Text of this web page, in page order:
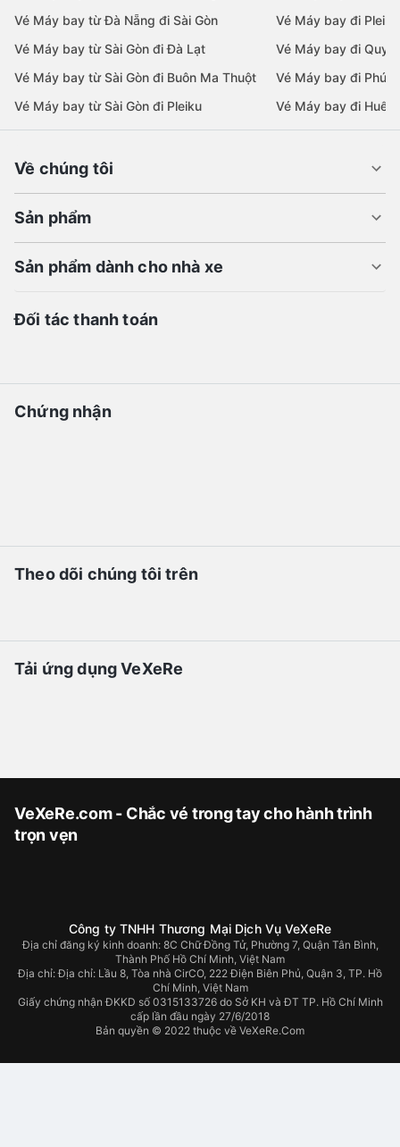
Vé Máy bay từ Đà Nẵng đi Sài Gòn
Vé Máy bay từ Sài Gòn đi Đà Lạt
Vé Máy bay từ Sài Gòn đi Buôn Ma Thuột
Vé Máy bay từ Sài Gòn đi Pleiku
Vé Máy bay đi Pleiku
Vé Máy bay đi Quy
Vé Máy bay đi Phú
Vé Máy bay đi Huế
Về chúng tôi
Sản phẩm
Sản phẩm dành cho nhà xe
Đối tác thanh toán
Chứng nhận
Theo dõi chúng tôi trên
Tải ứng dụng VeXeRe
VeXeRe.com - Chắc vé trong tay cho hành trình
trọn vẹn
Công ty TNHH Thương Mại Dịch Vụ VeXeRe
Địa chỉ đăng ký kinh doanh: 8C Chữ Đồng Tử, Phường 7, Quận Tân Bình,
Thành Phố Hồ Chí Minh, Việt Nam
Địa chỉ:Địa chỉ: Lầu 8, Tòa nhà CirCO, 222 Điện Biên Phủ, Quận 3, TP. Hồ
Chí Minh, Việt Nam
Giấy chứng nhận ĐKKD số 0315133726 do Sở KH và ĐT TP. Hồ Chí Minh
cấp lần đầu ngày 27/6/2018
Bản quyền © 2022 thuộc về VeXeRe.Com